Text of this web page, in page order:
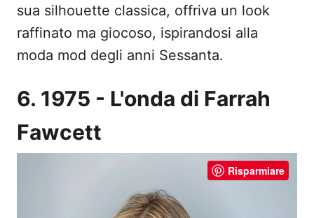
sua silhouette classica, offriva un look
raffinato ma giocoso, ispirandosi alla
moda mod degli anni Sessanta.
6. 1975 - L'onda di Farrah
Fawcett
Risparmiare